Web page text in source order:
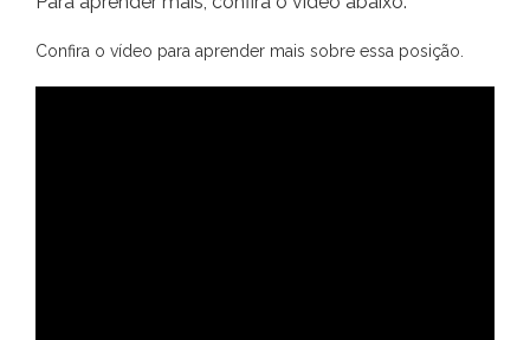
Confira o vídeo para aprender mais sobre essa posição.